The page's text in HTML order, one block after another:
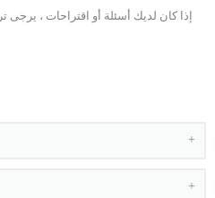
إذا كان لديك أسئلة أو اقتراحات ،